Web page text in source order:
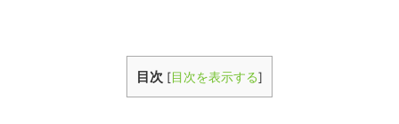
目次 [目次を表示する]